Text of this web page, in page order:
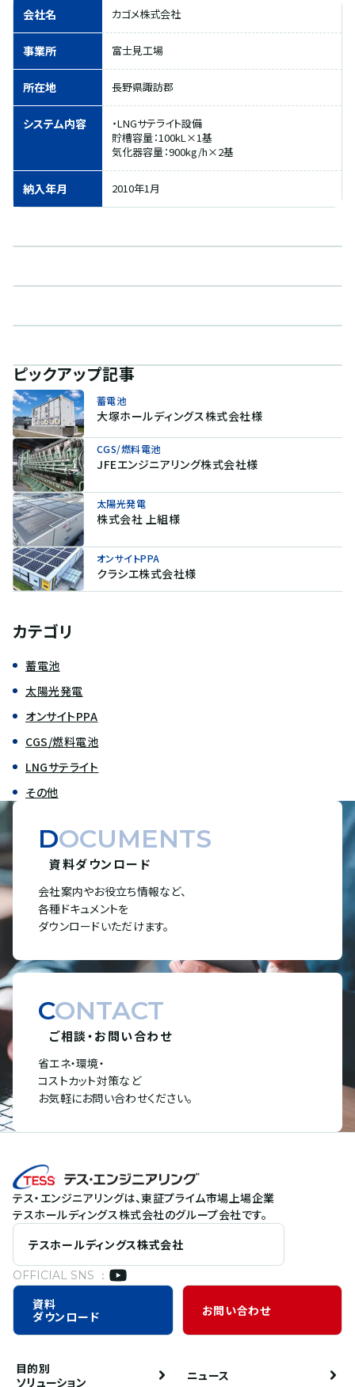
会社名 カゴメ株式会社
事業所 富士見工場
所在地 長野県諏訪郡
システム内容
・LNGサテライト設備
貯槽容量：100kL×1基
気化器容量：900kg/h×2基
納入年月 2010年1月
ピックアップ記事
蓄電池
大塚ホールディングス株式会社様
CGS/燃料電池
JFEエンジニアリング株式会社様
太陽光発電
株式会社 上組様
オンサイトPPA
クラシエ株式会社様
カテゴリ
蓄電池
太陽光発電
オンサイトPPA
CGS/燃料電池
LNGサテライト
その他
DOCUMENTS
資料ダウンロード
会社案内やお役立ち情報など、
各種ドキュメントを
ダウンロードいただけます。
CONTACT
ご相談・お問い合わせ
省エネ・環境・
コストカット対策など
お気軽にお問い合わせください。
テス・エンジニアリングは、東証プライム市場上場企業
テスホールディングス株式会社のグループ会社です。
テスホールディングス株式会社
OFFICIAL SNS ：
資料
ダウンロード
お問い合わせ
目的別
ソリューション
ニュース